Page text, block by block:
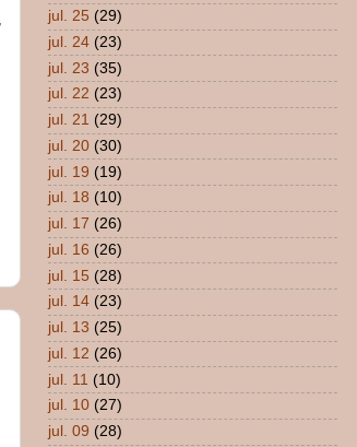
jul. 25 (29)
jul. 24 (23)
jul. 23 (35)
jul. 22 (23)
jul. 21 (29)
jul. 20 (30)
jul. 19 (19)
jul. 18 (10)
jul. 17 (26)
jul. 16 (26)
jul. 15 (28)
jul. 14 (23)
jul. 13 (25)
jul. 12 (26)
jul. 11 (10)
jul. 10 (27)
jul. 09 (28)